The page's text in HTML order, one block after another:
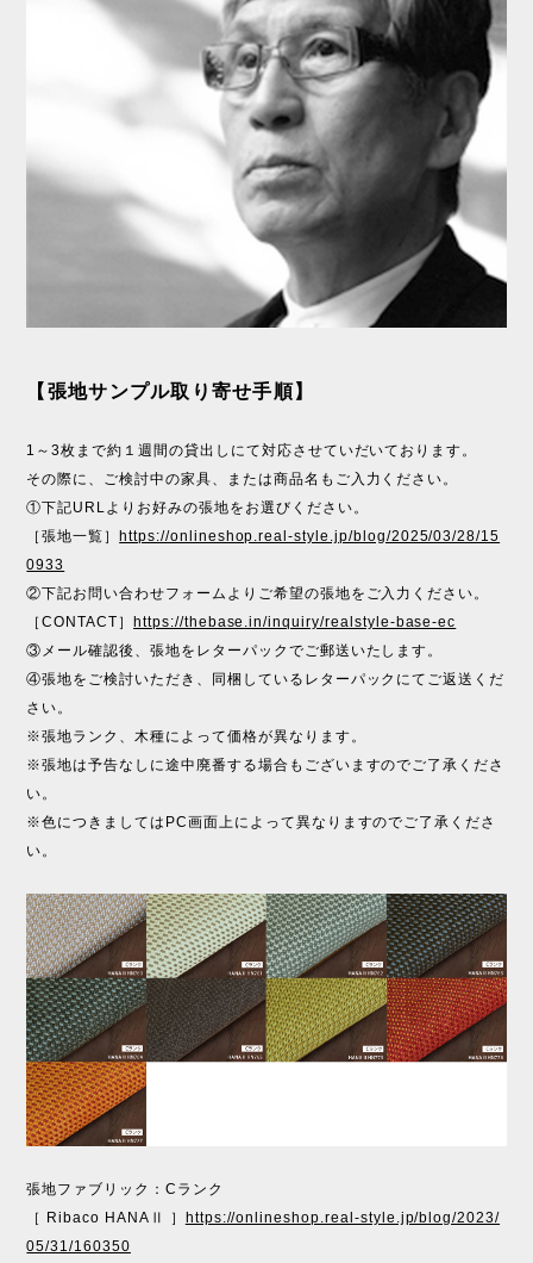
【張地サンプル取り寄せ手順】
1～3枚まで約１週間の貸出しにて対応させていだいております。
その際に、ご検討中の家具、または商品名もご入力ください。
①下記URLよりお好みの張地をお選びください。
［張地一覧］https://onlineshop.real-style.jp/blog/2025/03/28/15
0933
②下記お問い合わせフォームよりご希望の張地をご入力ください。
［CONTACT］https://thebase.in/inquiry/realstyle-base-ec
③メール確認後、張地をレターパックでご郵送いたします。
④張地をご検討いただき、同梱しているレターパックにてご返送くだ
さい。
※張地ランク、木種によって価格が異なります。
※張地は予告なしに途中廃番する場合もございますのでご了承くださ
い。
※色につきましてはPC画面上によって異なりますのでご了承くださ
い。
張地ファブリック：Cランク
［ Ribaco HANAⅡ ］
https://onlineshop.real-style.jp/blog/2023/
05/31/160350